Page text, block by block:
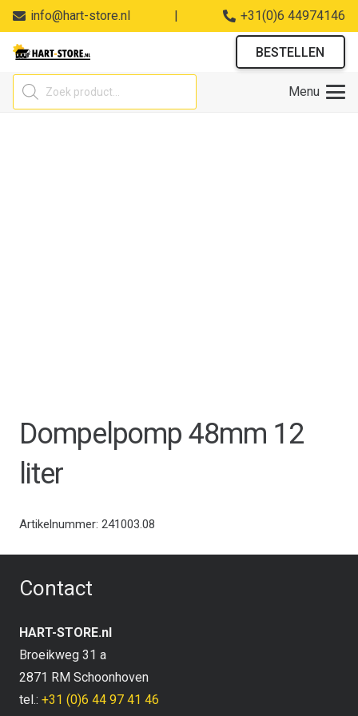
info@hart-store.nl | +31(0)6 44974146
BESTELLEN
Producten
zoeken
Menu
Dompelpomp 48mm 12
liter
Artikelnummer: 241003.08
Contact
HART-STORE.nl
Broeikweg 31 a
2871 RM Schoonhoven
tel.: +31 (0)6 44 97 41 46